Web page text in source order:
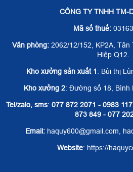
CÔNG TY TNHH TM-
Mã số thuế:
Văn phòng: 2062/12/152, KP2A,
Hiệp Q12.
Kho xưởng sản xuất 1: Bùi thị
Kho xưởng 2: Đường số 18, Bình
Tel/zalo, sms: 077 872 2071 - 0983
873 849 - 077
Email: haquy600@gmail.com,
Website: https://